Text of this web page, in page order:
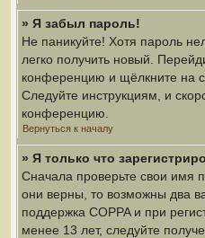
» Я забыл пароль!
Не паникуйте! Хотя пароль
легко получить новый.
конференцию и щёлкните на
Следуйте инструкциям, и
конференцию.
Вернуться к началу
» Я только что
Сначала проверьте свои имя
они верны, то возможны два
поддержка COPPA и при
менее 13 лет, следуйте